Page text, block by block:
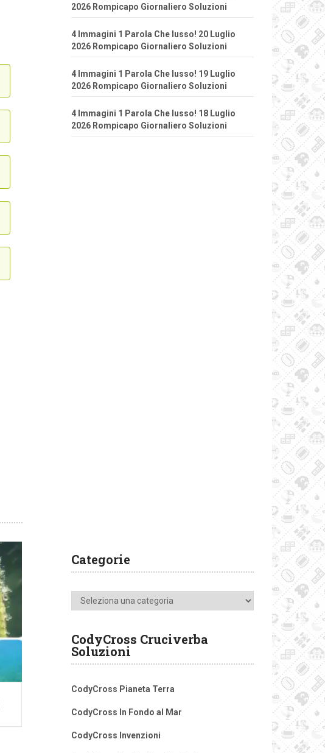
2026 Rompicapo Giornaliero Soluzioni
4 Immagini 1 Parola Che lusso! 20 Luglio
2026 Rompicapo Giornaliero Soluzioni
4 Immagini 1 Parola Che lusso! 19 Luglio
2026 Rompicapo Giornaliero Soluzioni
4 Immagini 1 Parola Che lusso! 18 Luglio
2026 Rompicapo Giornaliero Soluzioni
Categorie
Categorie
CodyCross Cruciverba
Soluzioni
CodyCross Pianeta Terra
CodyCross In Fondo al Mar
CodyCross Invenzioni